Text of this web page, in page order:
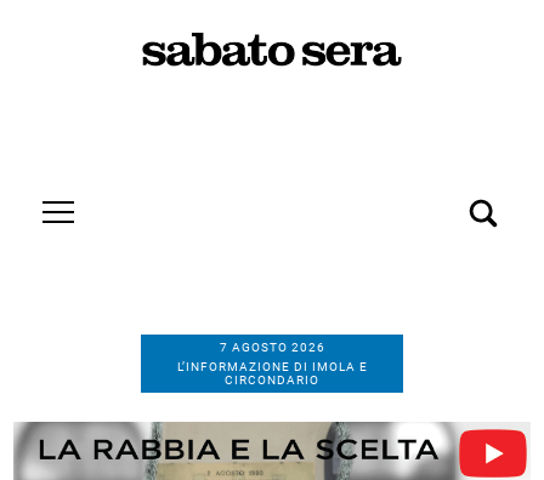
7 AGOSTO 2026
L’INFORMAZIONE DI IMOLA E
CIRCONDARIO